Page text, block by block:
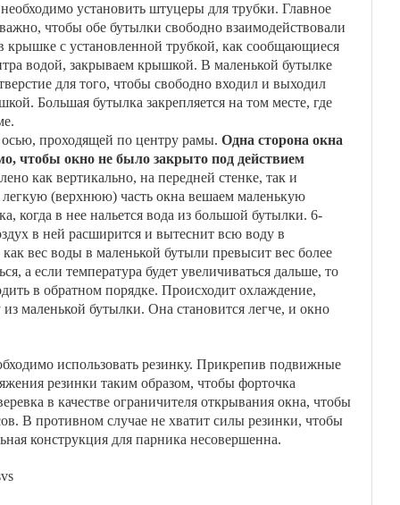
установить штуцеры для трубки. Главное
чтобы обе бутылки свободно взаимодействовали
крышке с установленной трубкой, как сообщающиеся
водой, закрываем крышкой. В маленькой бутылке
для того, чтобы свободно входил и выходил
Большая бутылка закрепляется на том месте, где
осью, проходящей по центру рамы. Одна сторона окна
чтобы окно не было закрыто под действием
как вертикально, на передней стенке, так и
(верхнюю) часть окна вешаем маленькую
когда в нее нальется вода из большой бутылки. 6-
в ней расширится и вытеснит всю воду в
вес воды в маленькой бутыли превысит вес более
а если температура будет увеличиваться дальше, то
в обратном порядке. Происходит охлаждение,
маленькой бутылки. Она становится легче, и окно
использовать резинку. Прикрепив подвижные
резинки таким образом, чтобы форточка
в качестве ограничителя открывания окна, чтобы
В противном случае не хватит силы резинки, чтобы
конструкция для парника несовершенна.